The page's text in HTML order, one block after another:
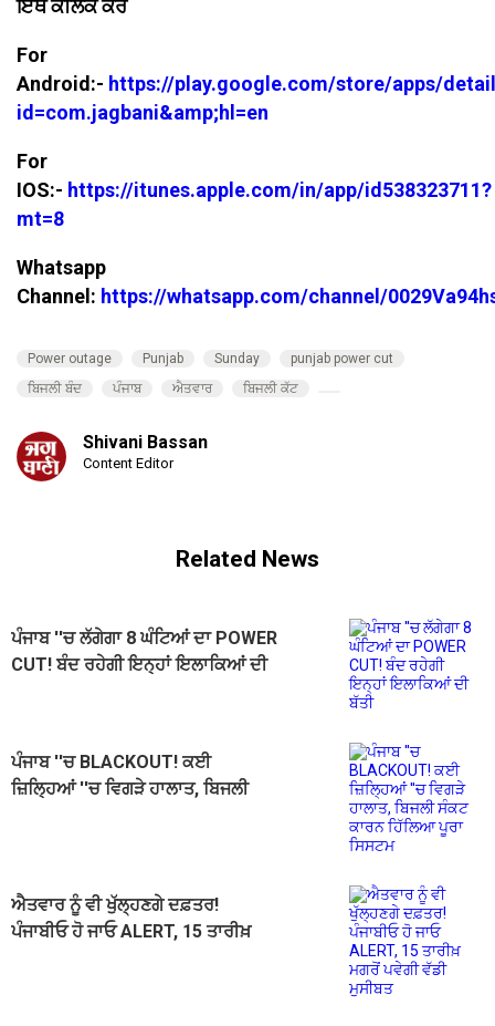
ਇੱਥੇ ਕਲਿੱਕ ਕਰੋ
For
Android:- https://play.google.com/store/apps/
id=com.jagbani&amp;hl=en
For
IOS:- https://itunes.apple.com/in/app/id538323711?
mt=8
Whatsapp
Channel: https://whatsapp.com/channel/
Power outage Punjab Sunday
punjab power cut
ਬਿਜਲੀ ਬੰਦ
ਪੰਜਾਬ ਐਤਵਾਰ ਬਿਜਲੀ ਕੱਟ
Shivani Bassan
Content Editor
Related News
ਪੰਜਾਬ ''ਚ ਲੱਗੇਗਾ 8 ਘੰਟਿਆਂ ਦਾ POWER
CUT! ਬੰਦ ਰਹੇਗੀ ਇਨ੍ਹਾਂ ਇਲਾਕਿਆਂ ਦੀ
ਪੰਜਾਬ ''ਚ BLACKOUT! ਕਈ
ਜ਼ਿਲ੍ਹਿਆਂ ''ਚ ਵਿਗੜੇ ਹਾਲਾਤ, ਬਿਜਲੀ
ਐਤਵਾਰ ਨੂੰ ਵੀ ਖੁੱਲ੍ਹਣਗੇ ਦਫ਼ਤਰ!
ਪੰਜਾਬੀਓ ਹੋ ਜਾਓ ALERT, 15 ਤਾਰੀਖ਼